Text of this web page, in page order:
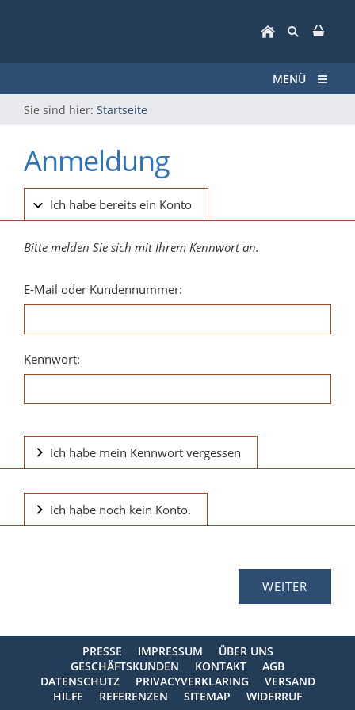
MENÜ
Sie sind hier: Startseite
Anmeldung
Ich habe bereits ein Konto
Bitte melden Sie sich mit Ihrem Kennwort an.
E-Mail oder Kundennummer:
Kennwort:
Ich habe mein Kennwort vergessen
Ich habe noch kein Konto.
PRESSE IMPRESSUM
ÜBER UNS
GESCHÄFTSKUNDEN
KONTAKT
AGB
DATENSCHUTZ
PRIVACYVERKLARING
VERSAND
HILFE
REFERENZEN SITEMAP WIDERRUF